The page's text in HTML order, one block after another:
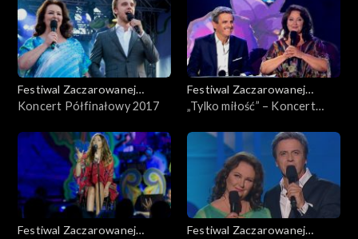
Festiwal Zaczarowanej
Piosenki
Koncert Półfinałowy 2017
Festiwal Zaczarowanej
Piosenki
„Tylko miłość” – Koncert
Festiwal Zaczarowanej
Festiwal Zaczarowanej